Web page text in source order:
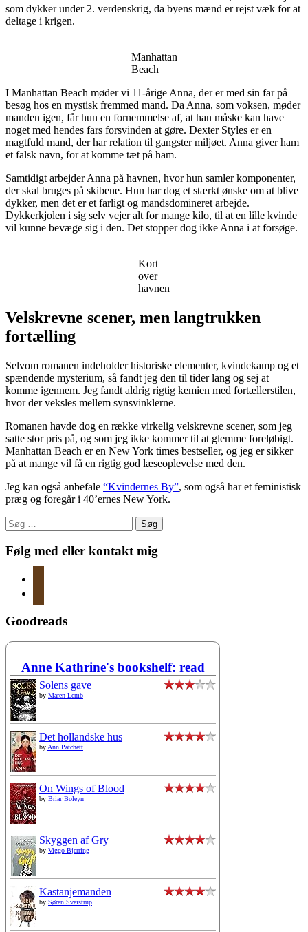
som dykker under 2. verdenskrig, da byens mænd er rejst væk for at
deltage i krigen.
Manhattan
Beach
I Manhattan Beach møder vi 11-årige Anna, der er med sin far på
besøg hos en mystisk fremmed mand. Da Anna, som voksen, møder
manden igen, får hun en fornemmelse af, at han måske kan have
noget med hendes fars forsvinden at gøre. Dexter Styles er en
magtfuld mand, der har relation til gangster miljøet. Anna giver ham
et falsk navn, for at komme tæt på ham.
Samtidigt arbejder Anna på havnen, hvor hun samler komponenter,
der skal bruges på skibene. Hun har dog et stærkt ønske om at blive
dykker, men det er et farligt og mandsdomineret arbejde.
Dykkerkjolen i sig selv vejer alt for mange kilo, til at en lille kvinde
vil kunne bevæge sig i den. Det stopper dog ikke Anna i at forsøge.
Kort
over
havnen
Velskrevne scener, men langtrukken
fortælling
Selvom romanen indeholder historiske elementer, kvindekamp og et
spændende mysterium, så fandt jeg den til tider lang og sej at
komme igennem. Jeg fandt aldrig rigtig kemien med fortællerstilen,
hvor der veksles mellem synsvinklerne.
Romanen havde dog en række virkelig velskrevne scener, som jeg
satte stor pris på, og som jeg ikke kommer til at glemme foreløbigt.
Manhattan Beach er en New York times bestseller, og jeg er sikker
på at mange vil få en rigtig god læseoplevelse med den.
Jeg kan også anbefale “Kvindernes By”, som også har et feministisk
præg og foregår i 40’ernes New York.
Søg
efter:
Følg med eller kontakt mig
Goodreads
Anne Kathrine's bookshelf: read
Solens gave
by Maren Lemb
Det hollandske hus
byAnn Patchett
On Wings of Blood
by Briar Boleyn
Skyggen af Gry
by Viggo Bjerring
Kastanjemanden
by Søren Sveistrup